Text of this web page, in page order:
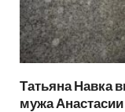
Татьяна Навка
мужа